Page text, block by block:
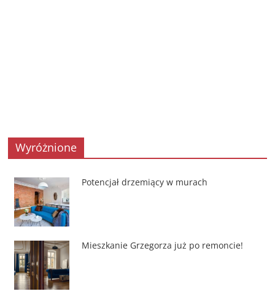
Wyróżnione
Potencjał drzemiący w murach
Mieszkanie Grzegorza już po remoncie!